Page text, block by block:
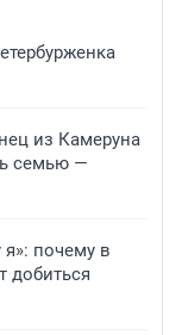
из Камеруна
семью —
почему в
добиться